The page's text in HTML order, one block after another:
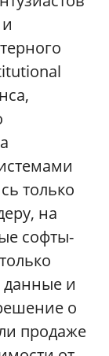
только
на
софты-
данные и
о
продаже